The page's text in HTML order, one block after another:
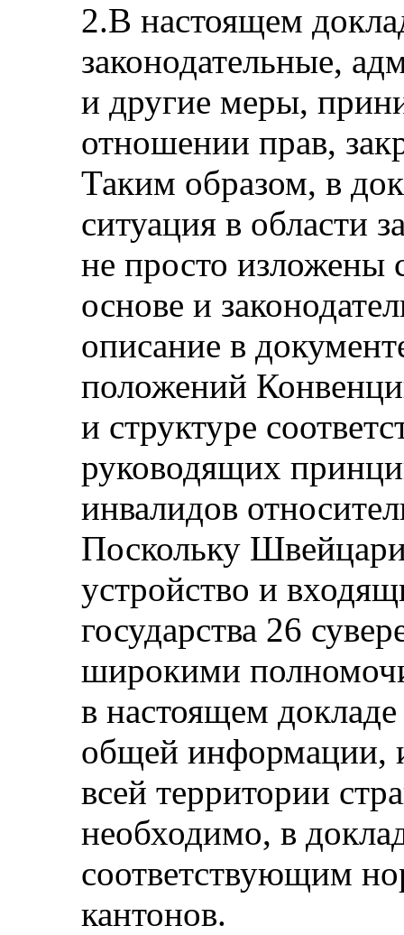
2.В настоящем
законодательные,
и другие меры,
отношении прав,
Таким образом, в
ситуация в области
не просто изложены
основе и
описание в
положений
и структуре
руководящих
инвалидов
Поскольку
устройство и
государства 26
широкими
в настоящем
общей информации,
всей территории
необходимо, в
соответствующим
кантонов.